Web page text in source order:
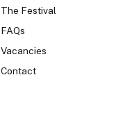
The Festival
FAQs
Vacancies
Contact